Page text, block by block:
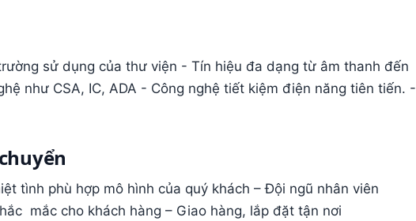
sử dụng của thư viện - Tín hiệu đa dạng từ âm thanh đến
như CSA, IC, ADA - Công nghệ tiết kiệm điện năng tiên tiến. -
tình phù hợp mô hình của quý khách – Đội ngũ nhân viên
mắc cho khách hàng – Giao hàng, lắp đặt tận nơi